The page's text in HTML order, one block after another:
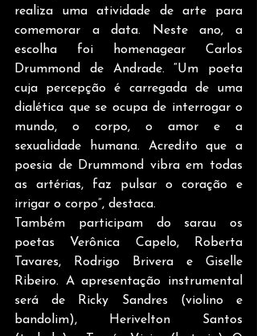
realiza uma atividade de arte para
comemorar a data. Neste ano, a
escolha foi homenagear Carlos
Drummond de Andrade. “Um poeta
cuja percepção é carregada de uma
dialética que se ocupa de interrogar o
mundo, o corpo, o amor e a
sexualidade humana. Acredito que a
poesia de Drummond vibra em todas
as artérias, faz pulsar o coração e
irrigar o corpo”, destaca.
Também participam do sarau os
poetas Verônica Capelo, Roberta
Tavares, Rodrigo Brivera e Giselle
Ribeiro. A apresentação instrumental
será de Ricky Sandres (violino e
bandolim), Herivelton Santos